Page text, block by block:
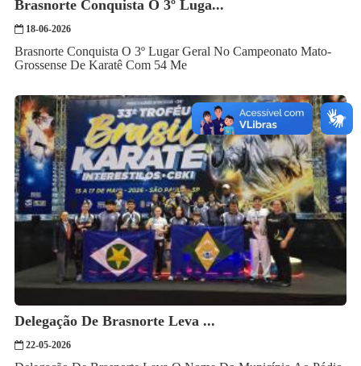
Brasnorte Conquista O 3º Luga...
18-06-2026
Brasnorte Conquista O 3º Lugar Geral No Campeonato Mato-
Grossense De Karatê Com 54 Me
Delegação De Brasnorte Leva ...
22-05-2026